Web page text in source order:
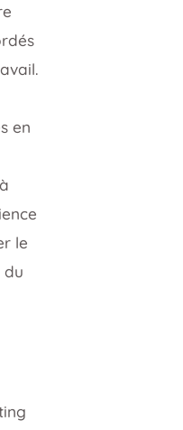
en
le
du